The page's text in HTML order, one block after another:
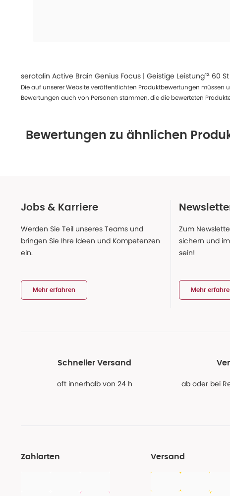
serotalin Active Brain Genius Focus | Geistige Leistung¹² 60 St
Die auf unserer Website veröffentlichten Produktbewertungen
Bewertungen auch von Personen stammen, die die bewerteten
Bewertungen zu ähnlichen
Jobs & Karriere
Werden Sie Teil unseres Teams und
bringen Sie Ihre Ideen und Kompetenzen
ein.
Mehr erfahren
Zum
sichern und
sein!
Mehr
Schneller Versand
oft innerhalb von 24 h
ab oder bei
Zahlarten Versand